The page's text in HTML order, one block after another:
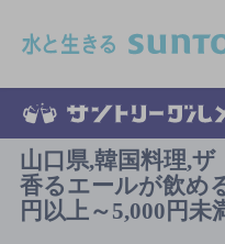
山口県,韓国料理,
香るエールが飲め
円以上～5,000円